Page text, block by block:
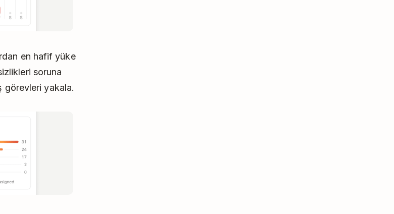
en hafif yüke
soruna
görevleri yakala.